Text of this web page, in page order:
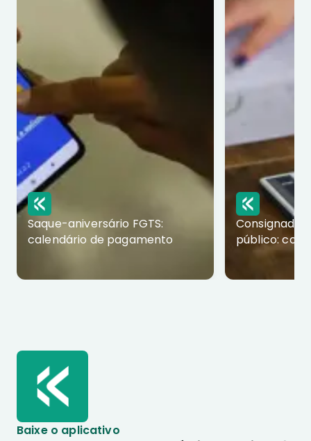
Saque-aniversário FGTS:
calendário de pagamento
Consignado
público:
Baixe o aplicativo